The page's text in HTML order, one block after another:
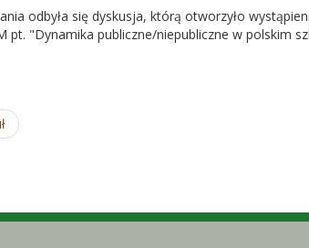
odbyła się dyskusja, którą otworzyło
pt. "Dynamika publiczne/niepubliczne w